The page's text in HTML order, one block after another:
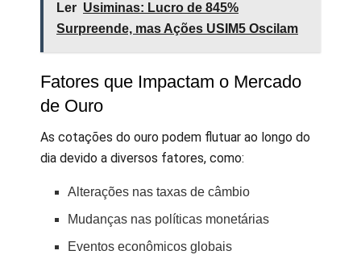
Ler Usiminas: Lucro de 845%
Surpreende, mas Ações USIM5 Oscilam
Fatores que Impactam o Mercado
de Ouro
As cotações do ouro podem flutuar ao longo do
dia devido a diversos fatores, como:
Alterações nas taxas de câmbio
Mudanças nas políticas monetárias
Eventos econômicos globais